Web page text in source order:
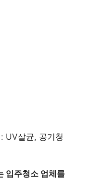
UV살균, 공기청
입주청소 업체를